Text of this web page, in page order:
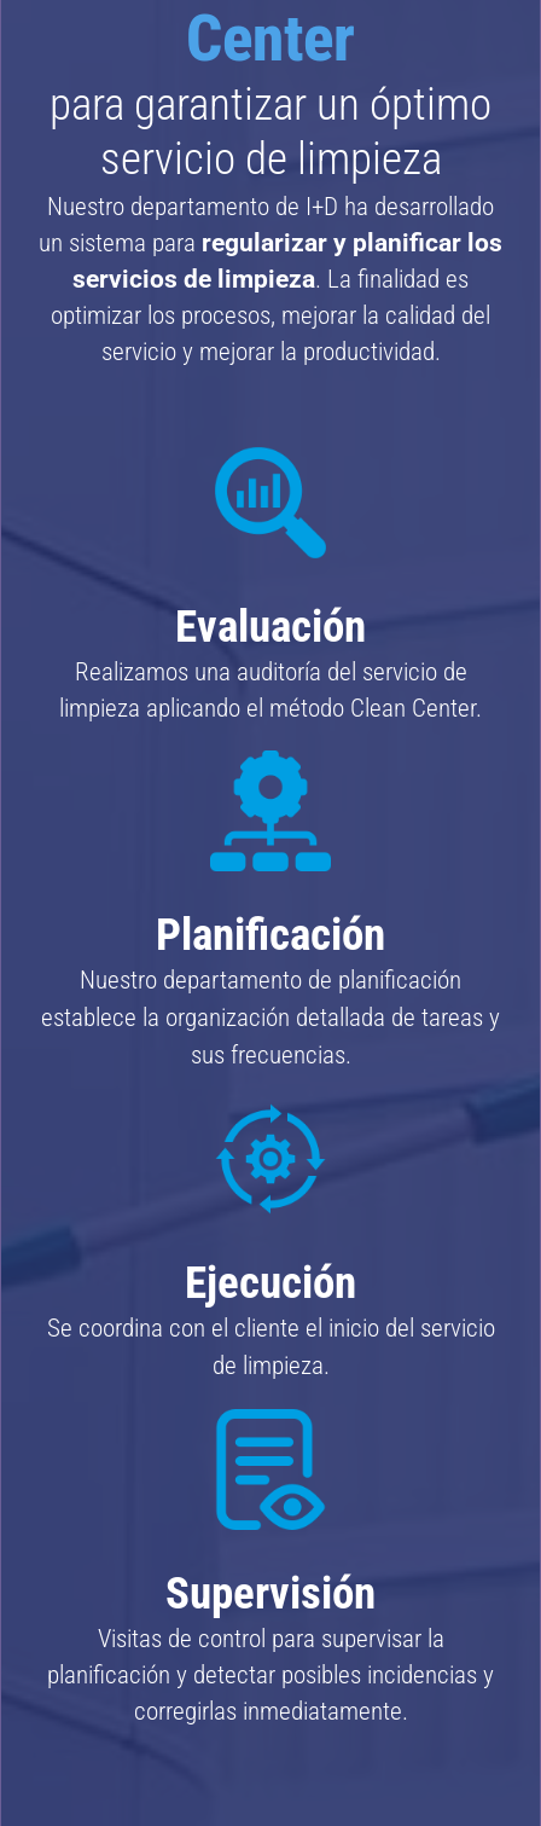
Center
para garantizar un óptimo
servicio de limpieza
Nuestro departamento de I+D ha desarrollado
un sistema para regularizar y planificar los
servicios de limpieza. La finalidad es
optimizar los procesos, mejorar la calidad del
servicio y mejorar la productividad.
Evaluación
Realizamos una auditoría del servicio de
limpieza aplicando el método Clean Center.
Planificación
Nuestro departamento de planificación
establece la organización detallada de tareas y
sus frecuencias.
Ejecución
Se coordina con el cliente el inicio del servicio
de limpieza.
Supervisión
Visitas de control para supervisar la
planificación y detectar posibles incidencias y
corregirlas inmediatamente.